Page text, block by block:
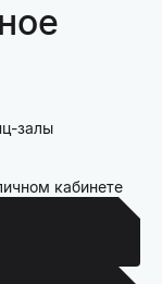
залы
кабинете